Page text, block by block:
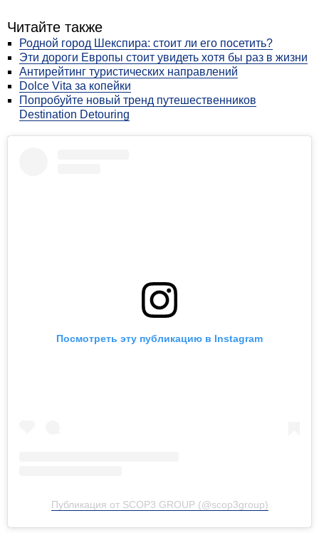
Читайте также
Родной город Шекспира: стоит ли его посетить?
Эти дороги Европы стоит увидеть хотя бы раз в жизни
Антирейтинг туристических направлений
Dolce Vita за копейки
Попробуйте новый тренд путешественников
Destination Detouring
Посмотреть эту публикацию в Instagram
Публикация от SCOP3 GROUP (@scop3group)